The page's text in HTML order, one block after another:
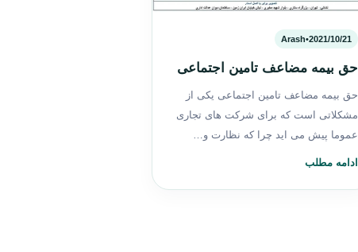
2021/10/21
•
Arash
حق بیمه مضاعف تامین اجتماعی
حق بیمه مضاعف تامین اجتماعی یکی از
مشکلاتی است که برای شرکت های تجاری
عموما پیش می اید چرا که نظارت و…
ادامه مطلب